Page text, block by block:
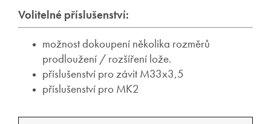
Volitelné příslušenství:
možnost dokoupení několika rozměrů
prodloužení / rozšíření lože.
příslušenství pro závit M33x3,5
příslušenství pro MK2